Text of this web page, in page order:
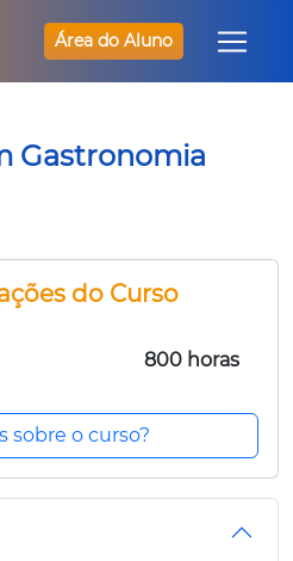
Área do Aluno
Gastronomia
do Curso
800 horas
sobre o curso?